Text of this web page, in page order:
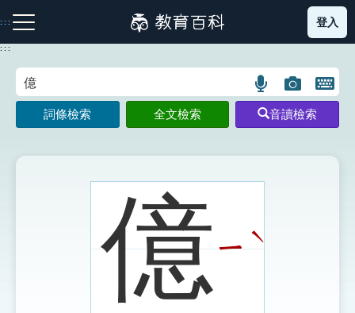
到
主
:::
注音索引圖示 筆畫索引圖示 部首索引表圖示
登入
:::
語
言
搜
示
圖
片
搜
開
鍵
圖
詞條檢索 全文檢索 音讀檢索
億ㄧ ˋ